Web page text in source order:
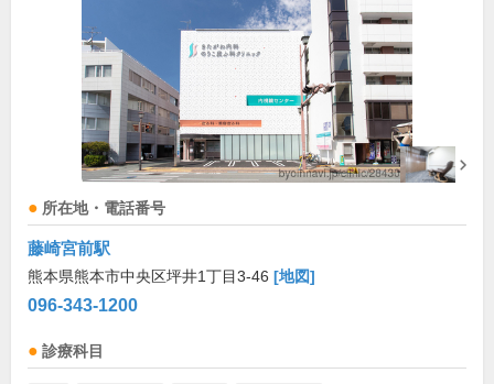
所在地・電話番号
藤崎宮前駅
熊本県熊本市中央区坪井1丁目3-46 [地図]
096-343-1200
診療科目